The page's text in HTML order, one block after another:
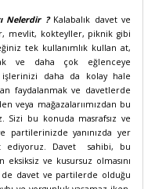
Nelerdir ?Kalabalık davet ve
mevlit, kokteyller, piknik gibi
tek kullanımlık kullan at,
ve daha çok eğlenceye
işlerinizi daha da kolay hale
faydalanmak ve davetlerde
veya mağazalarıımızdan bu
bu konuda masrafsız ve
yanınızda yer
ediyoruz. Davet sahibi, bu
ve kusursuz olmasını
davet ve partilerde olduğu